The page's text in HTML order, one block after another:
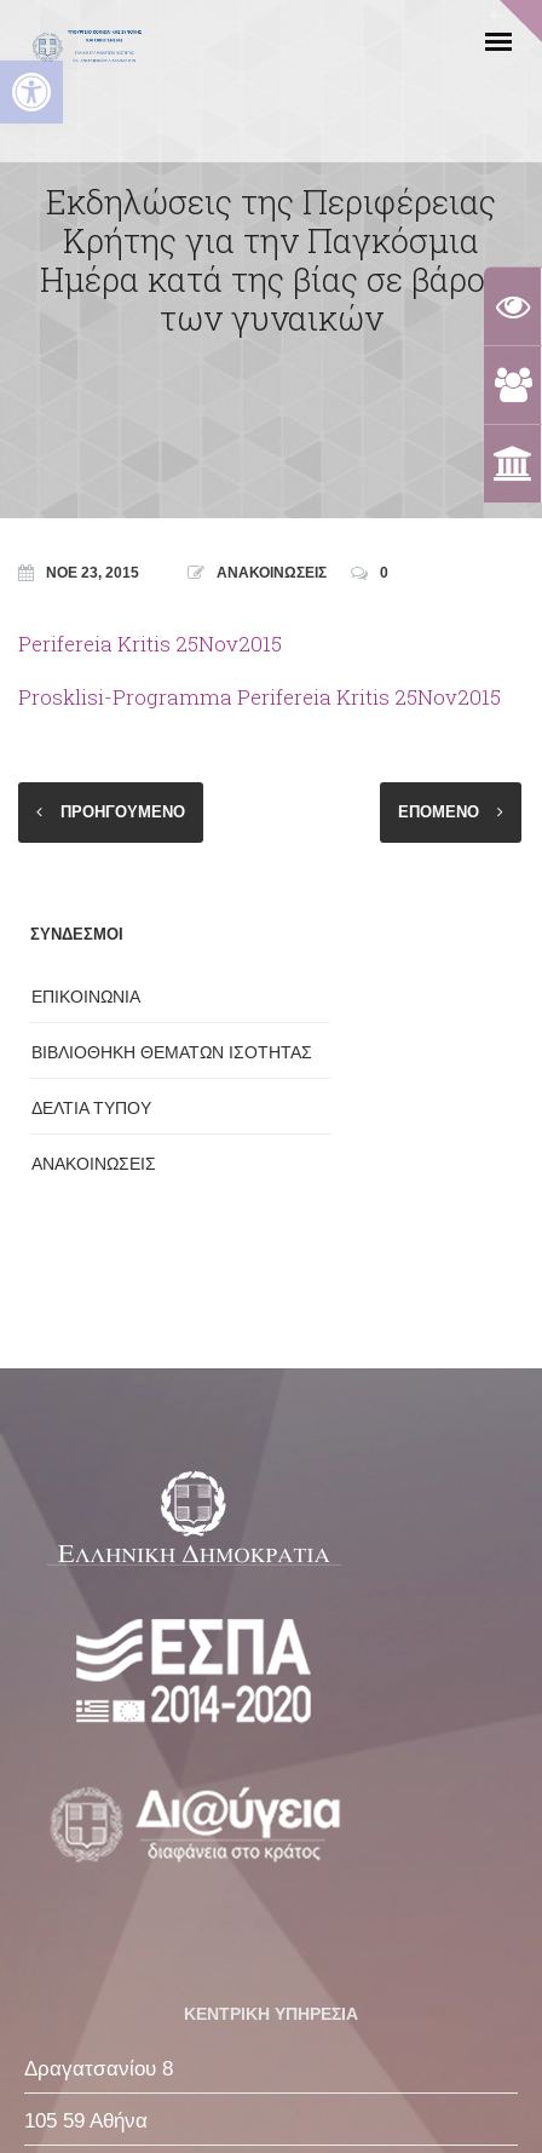
Ανοίξτε τη γραμμή εργαλείων
Εκδηλώσεις της Περιφέρειας
Κρήτης για την Παγκόσμια
Ημέρα κατά της βίας σε βάρος
των γυναικών
ΝΟΈ 23, 2015 ΑΝΑΚΟΙΝΩΣΕΙΣ 0
Perifereia Kritis 25Nov2015
Prosklisi-Programma Perifereia Kritis 25Nov2015
ΠΡΟΗΓΟΥΜΕΝΟ ΕΠΟΜΕΝΟ
ΣΥΝΔΕΣΜΟΙ
ΕΠΙΚΟΙΝΩΝΙΑ
ΒΙΒΛΙΟΘΗΚΗ ΘΕΜΑΤΩΝ ΙΣΟΤΗΤΑΣ
ΔΕΛΤΙΑ ΤΥΠΟΥ
ΑΝΑΚΟΙΝΩΣΕΙΣ
ΚΕΝΤΡΙΚΗ ΥΠΗΡΕΣΙΑ
Δραγατσανίου 8
105 59 Αθήνα